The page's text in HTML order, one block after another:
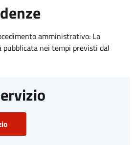
amministrativo: La
nei tempi previsti dal